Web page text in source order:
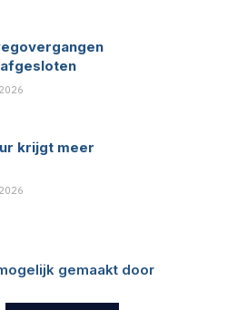
krijgt meer
gemaakt door